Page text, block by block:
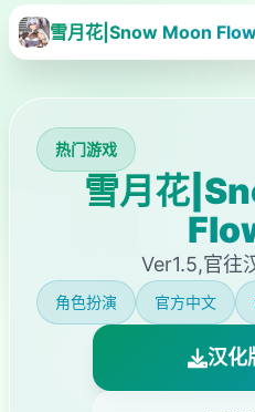
雪月花|Snow Moon
热门游戏
雪月花
Ver1.5,官往
角色扮演 官方中文
汉化